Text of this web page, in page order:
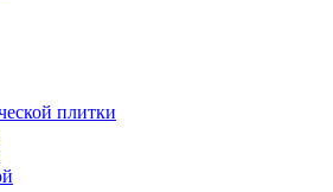
плитки